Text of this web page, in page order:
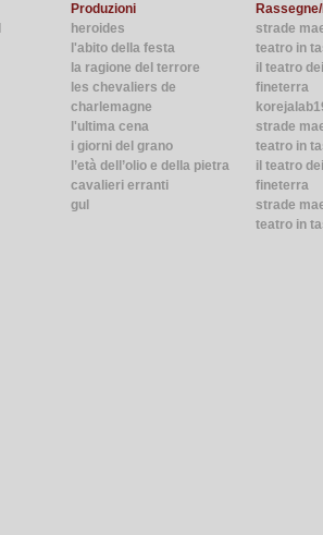
Produzioni
heroides
l'abito della festa
la ragione del terrore
les chevaliers de
charlemagne
l'ultima cena
i giorni del grano
l’età dell’olio e della pietra
cavalieri erranti
gul
strade
teatro in
il teatro
fineterra
strade
teatro in
il teatro
fineterra
strade
teatro in